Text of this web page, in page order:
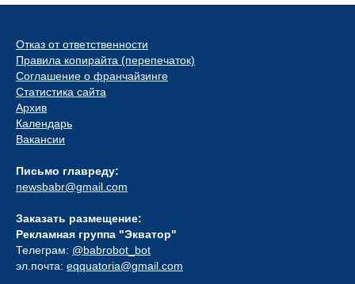
Отказ от ответственности
Правила копирайта (перепечаток)
Соглашение о франчайзинге
Статистика сайта
Архив
Календарь
Вакансии
Письмо главреду:
newsbabr@gmail.com
Заказать размещение:
Рекламная группа "Экватор"
Телеграм: @babrobot_bot
эл.почта: eqquatoria@gmail.com